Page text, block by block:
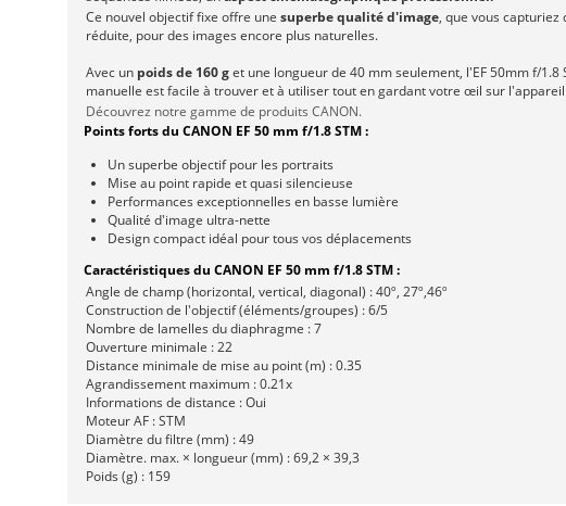
Ce nouvel objectif fixe offre une superbe qualité d'image, que vous capturiez
réduite, pour des images encore plus naturelles.
Avec un poids de 160 get une longueur de 40 mm seulement, l'EF 50mm f/
manuelle est facile à trouver et à utiliser tout en gardant votre œil sur
Découvrez notre gamme de produits CANON.
Points forts du CANON EF 50 mm f/1.8 STM :
Un superbe objectif pour les portraits
Mise au point rapide et quasi silencieuse
Performances exceptionnelles en basse lumière
Qualité d'image ultra-nette
Design compact idéal pour tous vos déplacements
Caractéristiques du CANON EF 50 mm f/1.8 STM :
Angle de champ (horizontal, vertical, diagonal) : 40º, 27º,46º
Construction de l'objectif (éléments/groupes) : 6/5
Nombre de lamelles du diaphragme : 7
Ouverture minimale : 22
Distance minimale de mise au point (m) : 0.35
Agrandissement maximum : 0.21x
Informations de distance : Oui
Moteur AF : STM
Diamètre du filtre (mm) : 49
Diamètre. max. × longueur (mm) : 69,2 × 39,3
Poids (g) : 159